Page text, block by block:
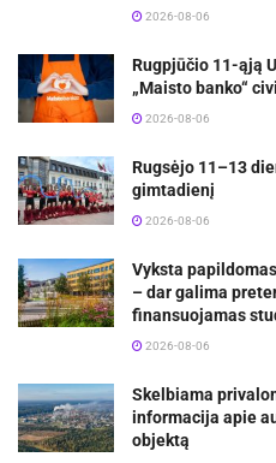
2026-08-06
Rugpjūčio 11-ąją
„Maisto banko“
2026-08-06
Rugsėjo 11–13
gimtadienį
2026-08-06
Vyksta
– dar galima
finansuojamas
2026-08-06
Skelbiama
informacija apie
objektą